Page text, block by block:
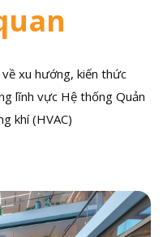
xu hướng, kiến thức
lĩnh vực Hệ thống Quản
khí (HVAC)